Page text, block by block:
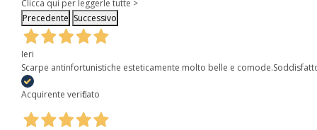
Clicca qui per leggerle tutte >
Precedente Successivo
Ieri
Scarpe antinfortunistiche esteticamente molto belle e
Acquirente verificato